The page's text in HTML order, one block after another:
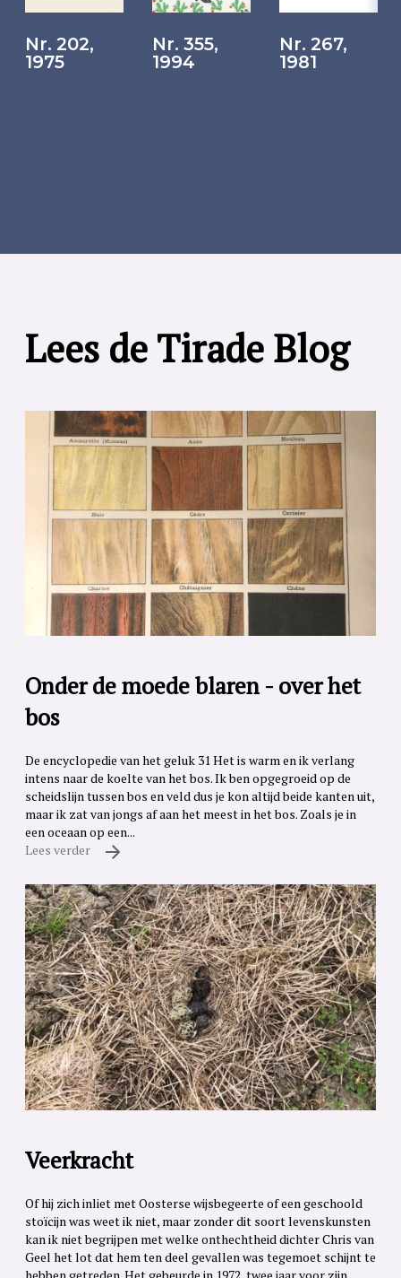
Nr. 202,
1975
Nr. 355,
1994
Nr. 267,
1981
Lees de Tirade Blog
Onder de moede blaren - over het
bos
De encyclopedie van het geluk 31 Het is warm en ik verlang
intens naar de koelte van het bos. Ik ben opgegroeid op de
scheidslijn tussen bos en veld dus je kon altijd beide kanten uit,
maar ik zat van jongs af aan het meest in het bos. Zoals je in
een oceaan op een...
Lees verder
Veerkracht
Of hij zich inliet met Oosterse wijsbegeerte of een geschoold
stoïcijn was weet ik niet, maar zonder dit soort levenskunsten
kan ik niet begrijpen met welke onthechtheid dichter Chris van
Geel het lot dat hem ten deel gevallen was tegemoet schijnt te